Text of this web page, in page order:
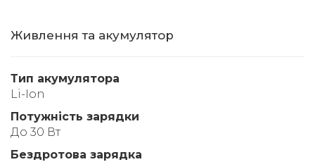
Живлення та акумулятор
Тип акумулятора
Li-Ion
Потужність зарядки
До 30 Вт
Бездротова зарядка